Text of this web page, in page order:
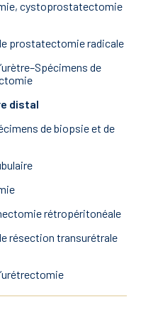
cystoprostatectomie
prostatectomie radicale
de
distal
de biopsie et de
rétropéritonéale
résection transurétrale